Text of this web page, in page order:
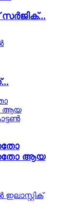
സർജിക്...
ആയ